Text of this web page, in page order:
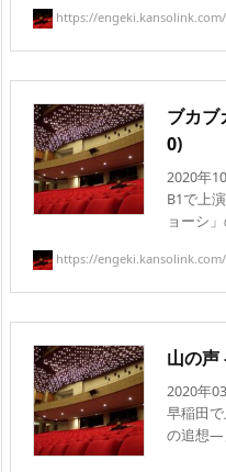
https://
ブカブ
0)
2020年
B1で上
ョーシ
https://
山の
2020年
早稲田
の追想—